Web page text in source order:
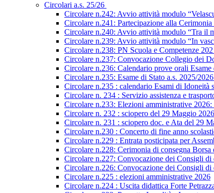
Circolari a.s. 25/26
Circolare n.242: Avvio attività modulo
Circolare n.241: Partecipazione alla
Circolare n.240: Avvio attività modulo “Tra il
Circolare n.239: Avvio attività modulo “In
Circolare n.238: PN Scuola e Competenze
Circolare n.237: Convocazione Collegio dei
Circolare n.236: Calendario prove orali
Circolare n.235: Esame di Stato a.s. 2025/
Circolare n.235 : calendario Esami di Idoneità
Circolare n. 234 : Servizio assistenza e
Circolare n.233: Elezioni amministrative
Circolare n. 232 : sciopero del 29 Maggio
Circolare n. 231 : sciopero doc. e Ata del 29
Circolare n.230 : Concerto di fine anno
Circolare n.229 : Entrata posticipata per
Circolare n.228: Cerimonia di consegna
Circolare n.227: Convocazione dei Consigli
Circolare n.226: Convocazione dei Consigli
Circolare n.225 : elezioni amministrative 2026
Circolare n.224 : Uscita didattica Forte